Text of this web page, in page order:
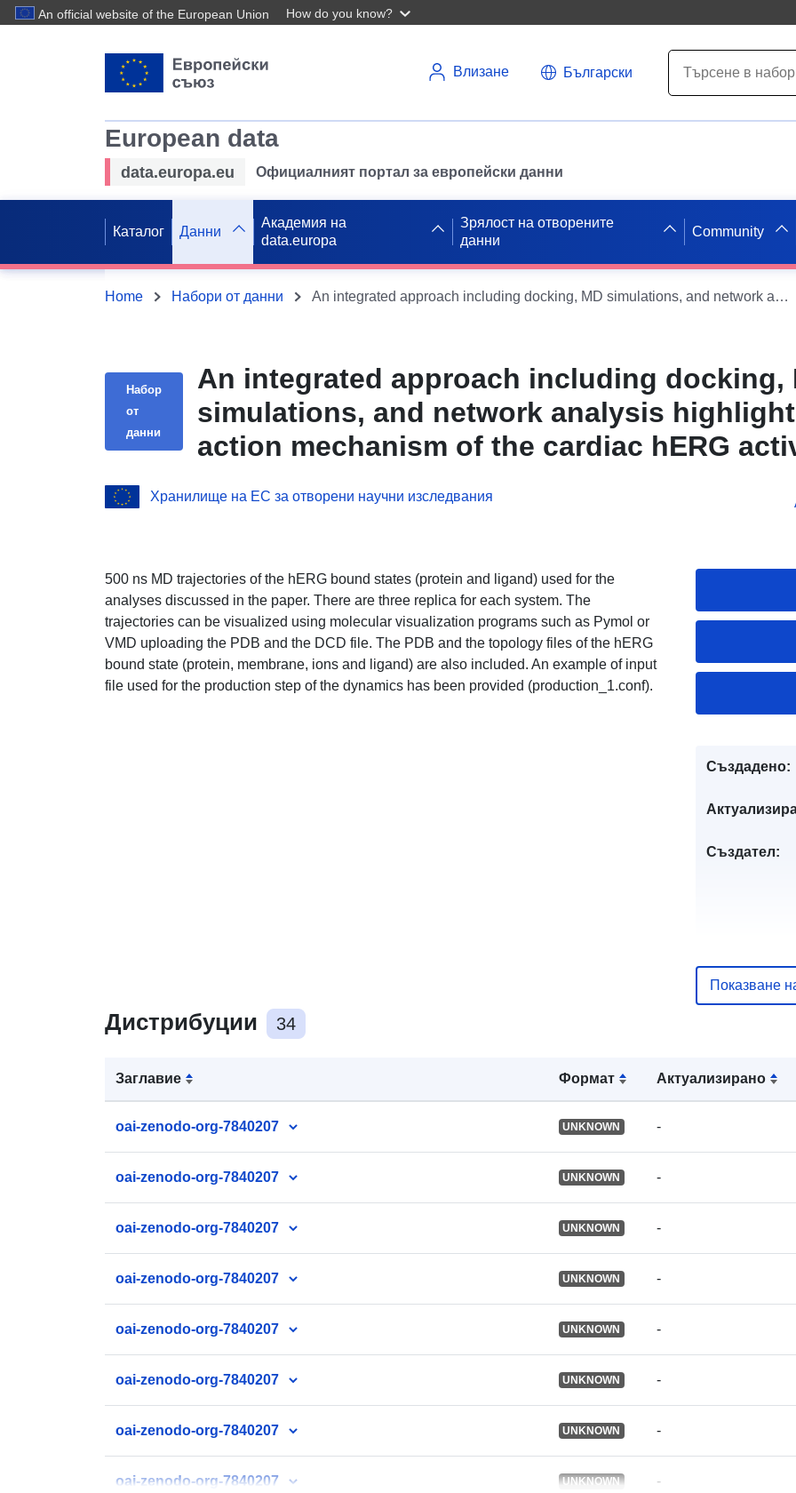
An official website of the European Union How do you know?
Влизане Български
European data
data.europa.eu Официалният портал за европейски данни
Каталог Данни
Академия на
data.europa
Зрялост на отворените
данни
Community
Home Набори от данни An integrated approach including docking, MD simulations, and network analysis highlights the action mechanism of the cardiac hERG activator RPR260243
Набор
от
данни
An integrated approach including docking,
simulations, and network analysis
action mechanism of the cardiac hERG
Хранилище на ЕС за отворени научни изследвания
500 ns MD trajectories of the hERG bound states (protein and ligand) used for the
analyses discussed in the paper. There are three replica for each system. The
trajectories can be visualized using molecular visualization programs such as Pymol or
VMD uploading the PDB and the DCD file. The PDB and the topology files of the hERG
bound state (protein, membrane, ions and ligand) are also included. An example of input
file used for the production step of the dynamics has been provided (production_1.conf).
Дистрибуции 34
Заглавие Формат Актуализирано
oai-zenodo-org-7840207 UNKNOWN -
oai-zenodo-org-7840207 UNKNOWN -
oai-zenodo-org-7840207 UNKNOWN -
oai-zenodo-org-7840207 UNKNOWN -
oai-zenodo-org-7840207 UNKNOWN -
oai-zenodo-org-7840207 UNKNOWN -
oai-zenodo-org-7840207 UNKNOWN -
oai-zenodo-org-7840207 UNKNOWN -
Създадено:
Създател:
и:
Други
Показване